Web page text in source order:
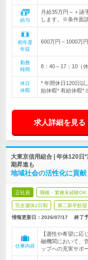
給与
月給35万円～＋諸
します。※条件面
初年度
年収
600万円～1000万円
勤務
時間
8：40～17：10（休
休日
休暇
* 年間休日120日以
始休暇* 有給休暇*
求人詳細を見る
大東京信用組合 | 年休120日
期昇進も
地域社会の活性化に貢
正社員 職種・業種未経験OK
完全週休2日制 第二新卒歓迎
情報更新日：2026/07/17 終了
仕事内容
【適性や希望に
融機関において、
ップへの充実サポ